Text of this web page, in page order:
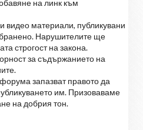
на линк към
видео материали, публикувани
Нарушителите ще
строгост на закона.
за съдържанието на
запазват правото да
им. Призоваваме
на добрия тон.